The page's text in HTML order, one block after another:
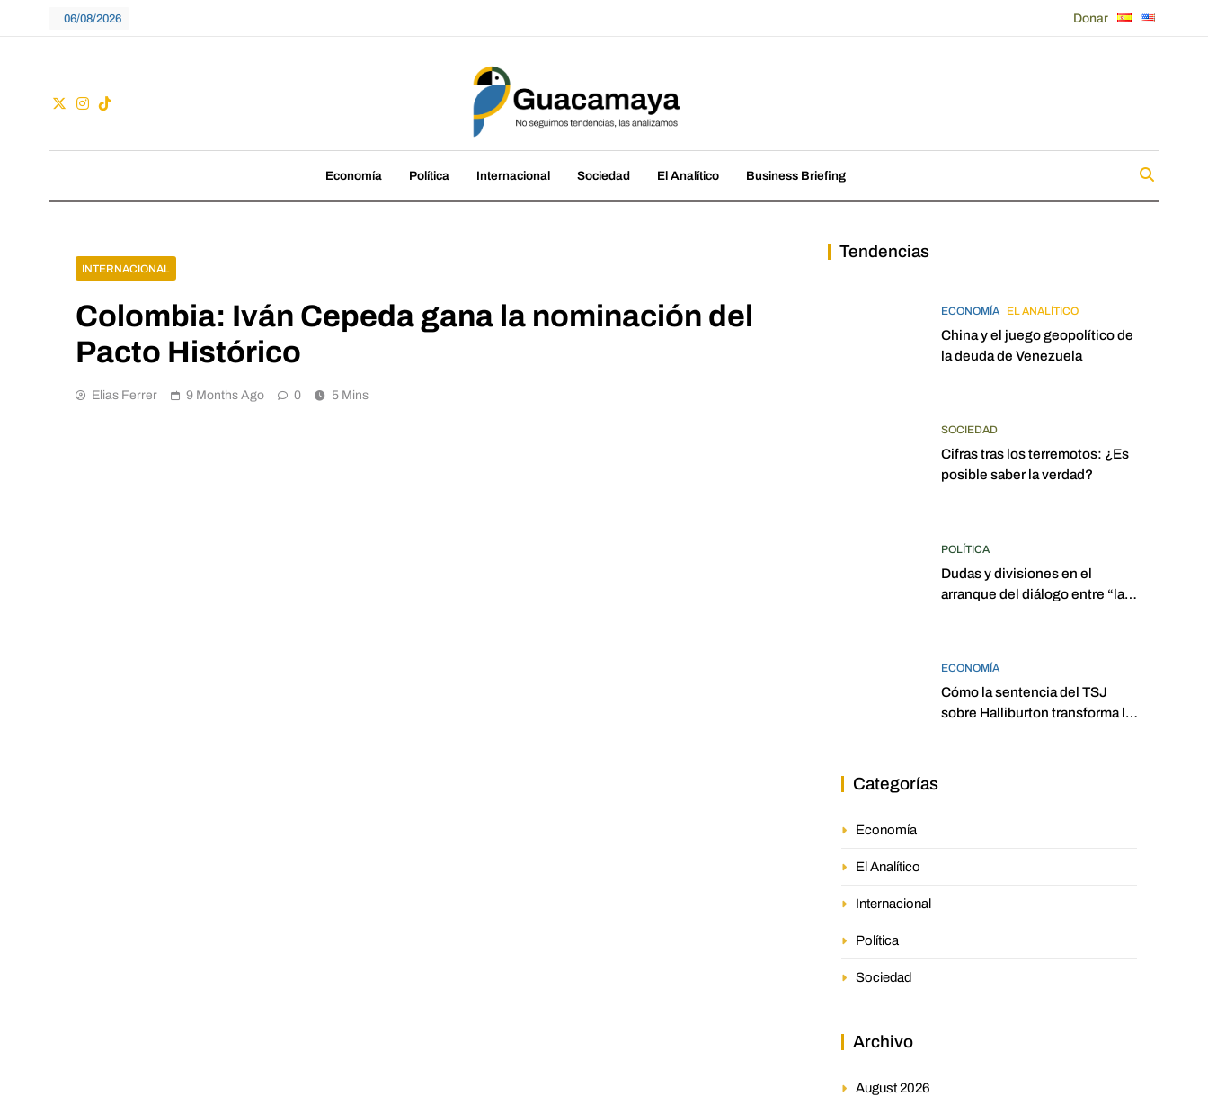
06/08/2026 Donar
Guacamaya
Economía Política Internacional Sociedad El Analítico Business Briefing
INTERNACIONAL
Colombia: Iván Cepeda gana la nominación del
Pacto Histórico
Elias Ferrer 9 Months Ago 0 5 Mins
Tendencias
ECONOMÍA EL ANALÍTICO
China y el juego geopolítico de
la deuda de Venezuela
SOCIEDAD
Cifras tras los terremotos: ¿Es
posible saber la verdad?
POLÍTICA
Dudas y divisiones en el
arranque del diálogo entre “las
ECONOMÍA
Cómo la sentencia del TSJ
sobre Halliburton transforma la
Categorías
Economía
El Analítico
Internacional
Política
Sociedad
Archivo
August 2026